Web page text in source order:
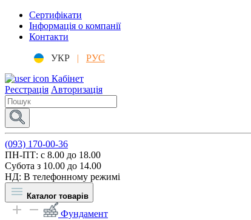
Сертифікати
Інформація о компанії
Контакти
УКР |
РУС
Кабінет
Реєстрація Авторизація
(093) 170-00-36
ПН-ПТ: c 8.00 до 18.00
Субота з 10.00 до 14.00
НД: В телефонному режимі
Каталог товарів
Фундамент